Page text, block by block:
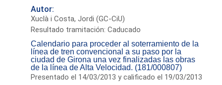
Autor:
Xuclà i Costa, Jordi (GC-CiU)
Resultado tramitación: Caducado
Calendario para proceder al soterramiento de la
línea de tren convencional a su paso por la
ciudad de Girona una vez finalizadas las obras
de la línea de Alta Velocidad. (181/000807)
Presentado el 14/03/2013 y calificado el 19/03/2013